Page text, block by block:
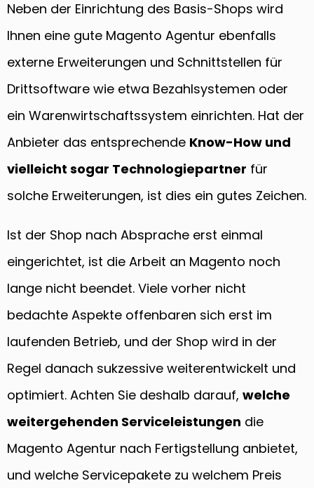
Neben der Einrichtung des Basis-Shops wird
Ihnen eine gute Magento Agentur ebenfalls
externe Erweiterungen und Schnittstellen für
Drittsoftware wie etwa Bezahlsystemen oder
ein Warenwirtschaftssystem einrichten. Hat der
Anbieter das entsprechende Know-How und
vielleicht sogar Technologiepartner für
solche Erweiterungen, ist dies ein gutes Zeichen.
Ist der Shop nach Absprache erst einmal
eingerichtet, ist die Arbeit an Magento noch
lange nicht beendet. Viele vorher nicht
bedachte Aspekte offenbaren sich erst im
laufenden Betrieb, und der Shop wird in der
Regel danach sukzessive weiterentwickelt und
optimiert. Achten Sie deshalb darauf, welche
weitergehenden Serviceleistungen die
Magento Agentur nach Fertigstellung anbietet,
und welche Servicepakete zu welchem Preis